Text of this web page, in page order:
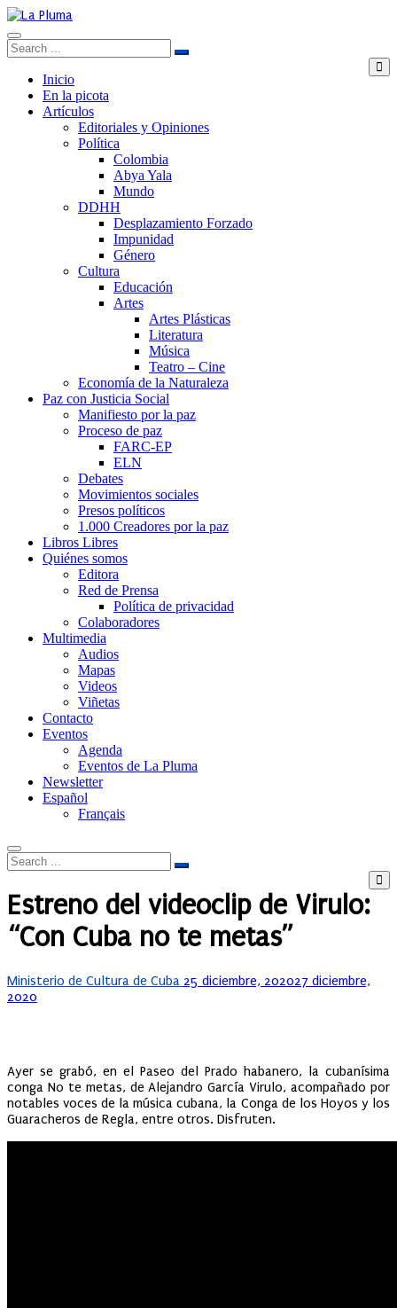
Inicio
En la picota
Artículos
Editoriales y Opiniones
Política
Colombia
Abya Yala
Mundo
DDHH
Desplazamiento Forzado
Impunidad
Género
Cultura
Educación
Artes
Artes Plásticas
Literatura
Música
Teatro – Cine
Economía de la Naturaleza
Paz con Justicia Social
Manifiesto por la paz
Proceso de paz
FARC-EP
ELN
Debates
Movimientos sociales
Presos políticos
1.000 Creadores por la paz
Libros Libres
Quiénes somos
Editora
Red de Prensa
Política de privacidad
Colaboradores
Multimedia
Audios
Mapas
Videos
Viñetas
Contacto
Eventos
Agenda
Eventos de La Pluma
Newsletter
Español
Français
Estreno del videoclip de Virulo:
“Con Cuba no te metas”
Ministerio de Cultura de Cuba Posted
25 diciembre, 202027 diciembre,
2020
Ayer se grabó, en el Paseo del Prado habanero, la cubanísima
conga No te metas, de Alejandro García Virulo, acompañado por
notables voces de la música cubana, la Conga de los Hoyos y los
Guaracheros de Regla, entre otros. Disfruten.